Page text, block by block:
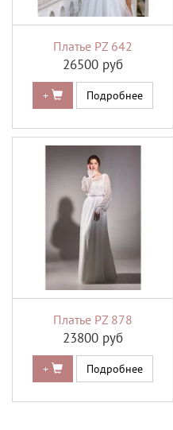
Платье PZ 642
26500 руб
+ Подробнее
Платье PZ 878
23800 руб
+ Подробнее